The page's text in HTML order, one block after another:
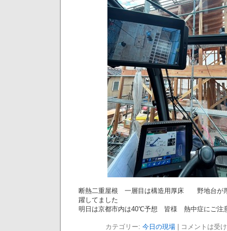
断熱二重屋根 一層目は構造用厚床 野地台が
躍してました
明日は京都市内は40℃予想 皆様 熱中症にご注
カテゴリー: 今日の現場 コメントは受